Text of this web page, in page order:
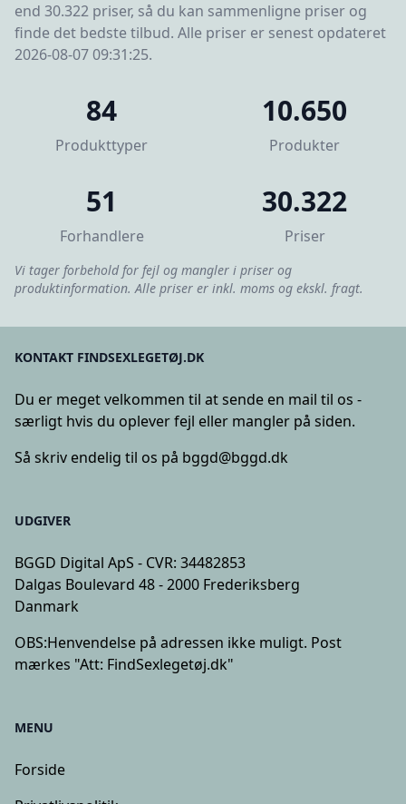
end 30.322 priser, så du kan sammenligne priser og
finde det bedste tilbud. Alle priser er senest opdateret
2026-08-07 09:31:25.
84
Produkttyper
10.650
Produkter
51
Forhandlere
30.322
Priser
Vi tager forbehold for fejl og mangler i priser og
produktinformation. Alle priser er inkl. moms og ekskl. fragt.
KONTAKT FINDSEXLEGETØJ.DK
Du er meget velkommen til at sende en mail til os -
særligt hvis du oplever fejl eller mangler på siden.
Så skriv endelig til os på bggd@bggd.dk
UDGIVER
BGGD Digital ApS - CVR: 34482853
Dalgas Boulevard 48 - 2000 Frederiksberg
Danmark
OBS:Henvendelse på adressen ikke muligt. Post
mærkes "Att: FindSexlegetøj.dk"
MENU
Forside